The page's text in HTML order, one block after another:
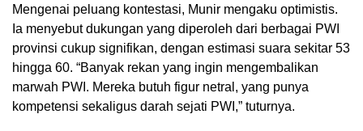
Mengenai peluang kontestasi, Munir mengaku optimistis.
Ia menyebut dukungan yang diperoleh dari berbagai PWI
provinsi cukup signifikan, dengan estimasi suara sekitar 53
hingga 60. “Banyak rekan yang ingin mengembalikan
marwah PWI. Mereka butuh figur netral, yang punya
kompetensi sekaligus darah sejati PWI,” tuturnya.